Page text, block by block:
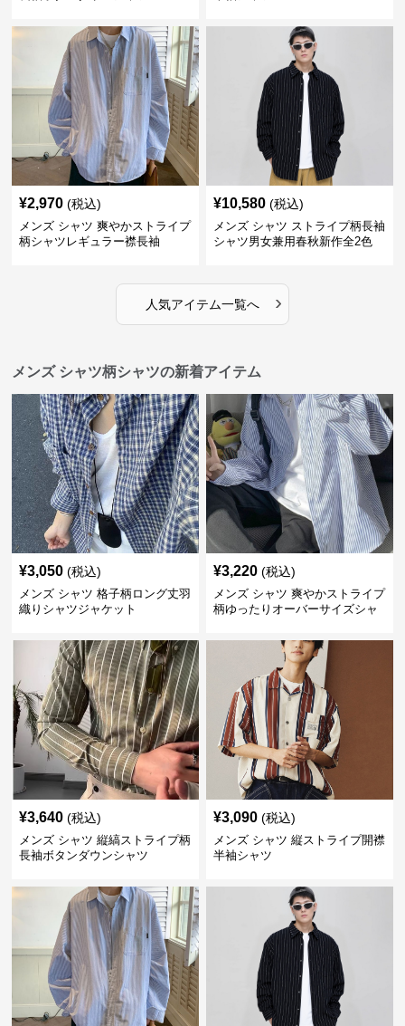
¥2,970 (税込)
メンズ シャツ 爽やかストライプ
柄シャツレギュラー襟長袖
¥10,580 (税込)
メンズ シャツ ストライプ柄長袖
シャツ男女兼用春秋新作全2色
人気アイテム一覧へ ›
メンズ シャツ柄シャツの新着アイテム
¥3,050 (税込)
メンズ シャツ 格子柄ロング丈羽
織りシャツジャケット
¥3,220 (税込)
メンズ シャツ 爽やかストライプ
柄ゆったりオーバーサイズシャ
¥3,640 (税込)
メンズ シャツ 縦縞ストライプ柄
長袖ボタンダウンシャツ
¥3,090 (税込)
メンズ シャツ 縦ストライプ開襟
半袖シャツ